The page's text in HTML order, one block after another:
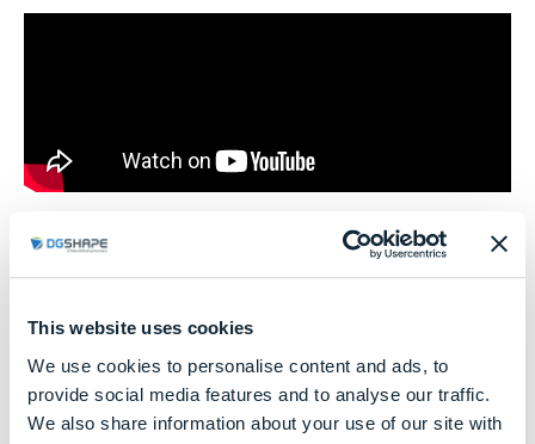
This website uses cookies
We use cookies to personalise content and ads, to
provide social media features and to analyse our traffic.
We also share information about your use of our site with